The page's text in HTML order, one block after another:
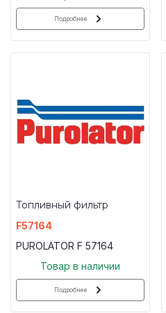
Подробнее
Топливный фильтр
F57164
PUROLATOR F 57164
Товар в наличии
Подробнее